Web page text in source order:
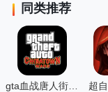
同类推荐
超